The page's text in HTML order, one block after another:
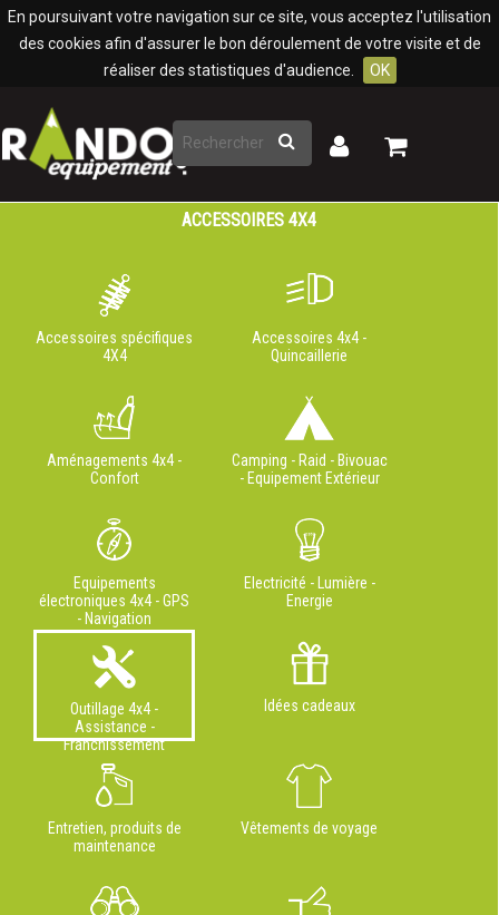
En poursuivant votre navigation sur ce site, vous acceptez l'utilisation
des cookies afin d'assurer le bon déroulement de votre visite et de
réaliser des statistiques d'audience.
OK
Rechercher
Mon
Mon
ACCESSOIRES 4X4
Accessoires spécifiques
4X4
Accessoires 4x4 -
Quincaillerie
Aménagements 4x4 -
Confort
Camping - Raid - Bivouac
- Equipement Extérieur
Equipements
électroniques 4x4 - GPS
- Navigation
Electricité - Lumière -
Energie
Outillage 4x4 -
Assistance -
Franchissement
Idées cadeaux
Entretien, produits de
maintenance
Vêtements de voyage
Panneau de gestion des cookies